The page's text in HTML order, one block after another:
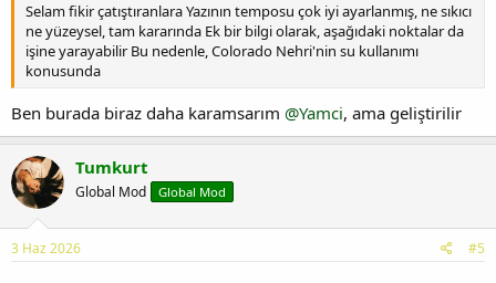
Selam fikir çatıştıranlara Yazının temposu çok iyi ayarlanmış, ne sıkıcı
ne yüzeysel, tam kararında Ek bir bilgi olarak, aşağıdaki noktalar da
işine yarayabilir Bu nedenle, Colorado Nehri'nin su kullanımı
konusunda
Ben burada biraz daha karamsarım @Yamci, ama geliştirilir
Tumkurt
Global Mod Global Mod
3 Haz 2026 #5